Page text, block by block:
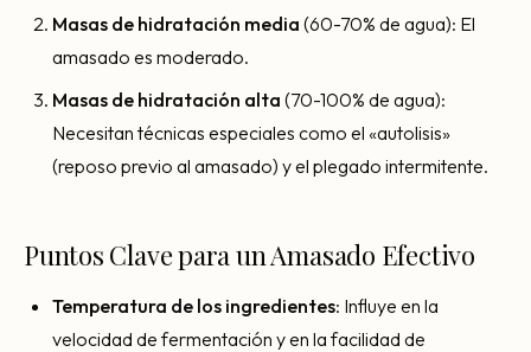
Masas de hidratación media (60-70% de agua): El
amasado es moderado.
Masas de hidratación alta (70-100% de agua):
Necesitan técnicas especiales como el «autolisis»
(reposo previo al amasado) y el plegado intermitente.
Puntos Clave para un Amasado Efectivo
Temperatura de los ingredientes: Influye en la
velocidad de fermentación y en la facilidad de